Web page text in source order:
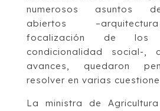
numerosos asuntos
abiertos
focalización de
condicionalidad social-,
avances, quedaron
resolver en varias
La ministra de